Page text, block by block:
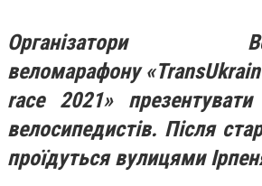
Організатори
веломарафону
race 2021»
велосипедистів. Після
проїдуться вулицями